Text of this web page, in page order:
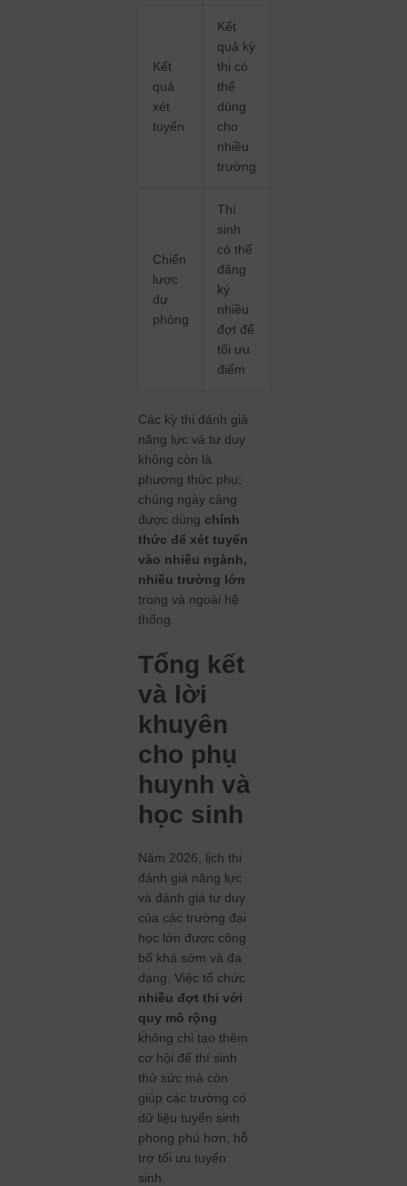
Kết
quả
xét
tuyển
Kết
quả kỳ
thi có
thể
dùng
cho
nhiều
trường
Chiến
lược
dự
phòng
Thí
sinh
có thể
đăng
ký
nhiều
đợt để
tối ưu
điểm
Các kỳ thi đánh giá
năng lực và tư duy
không còn là
phương thức phụ;
chúng ngày càng
được dùng chính
thức để xét tuyển
vào nhiều ngành,
nhiều trường lớn
trong và ngoài hệ
thống.
Tổng kết
và lời
khuyên
cho phụ
huynh và
học sinh
Năm 2026, lịch thi
đánh giá năng lực
và đánh giá tư duy
của các trường đại
học lớn được công
bố khá sớm và đa
dạng. Việc tổ chức
nhiều đợt thi với
quy mô rộng
không chỉ tạo thêm
cơ hội để thí sinh
thử sức mà còn
giúp các trường có
dữ liệu tuyển sinh
phong phú hơn, hỗ
trợ tối ưu tuyển
sinh.